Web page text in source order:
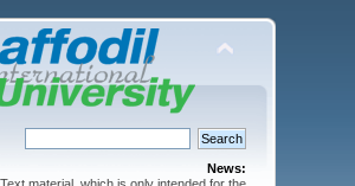
News: